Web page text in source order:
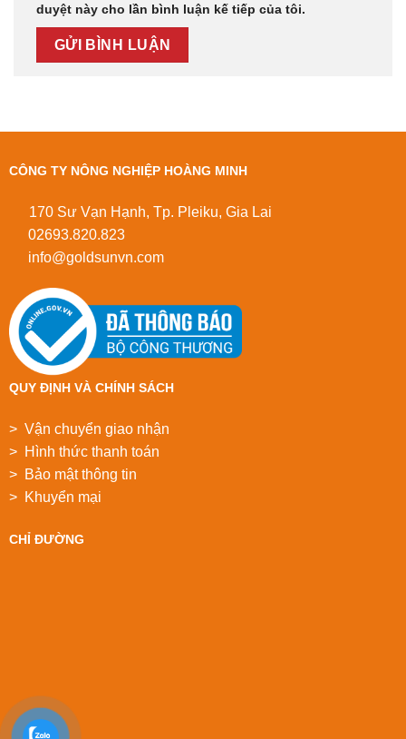
duyệt này cho lần bình luận kế tiếp của tôi.
CÔNG TY NÔNG NGHIỆP HOÀNG MINH
170 Sư Vạn Hạnh, Tp. Pleiku, Gia Lai
02693.820.823
info@goldsunvn.com
QUY ĐỊNH VÀ CHÍNH SÁCH
> Vận chuyển giao nhận
> Hình thức thanh toán
> Bảo mật thông tin
> Khuyển mại
CHỈ ĐƯỜNG